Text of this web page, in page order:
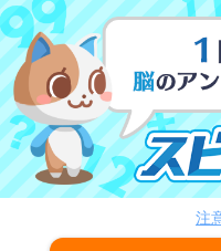
スピード暗算
脳トレ
注